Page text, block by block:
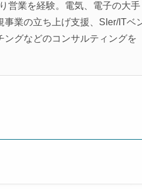
営業を経験。電気、電子の大手
業の立ち上げ支援、SIer/ITベ
ングなどのコンサルティングを